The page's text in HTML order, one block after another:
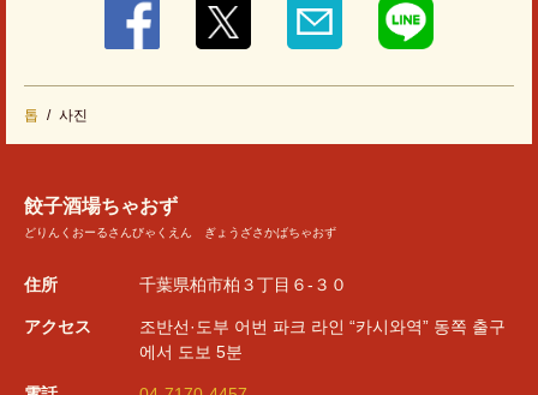
톱 사진
餃子酒場ちゃおず
どりんくおーるさんびゃくえん ぎょうざさかばちゃおず
住所 千葉県柏市柏３丁目６-３０
アクセス
조반선·도부 어번 파크 라인 “카시와역” 동쪽 출구
에서 도보 5분